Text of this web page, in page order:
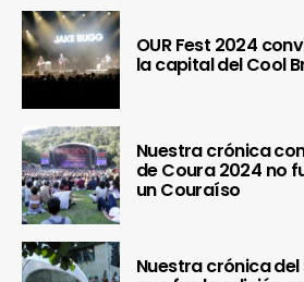
OUR Fest 2024
la capital del Cool
Nuestra crónica
de Coura 2024 no
un Couraíso
Nuestra crónica